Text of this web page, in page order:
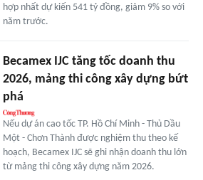
hợp nhất dự kiến 541 tỷ đồng, giảm 9% so với
năm trước.
Becamex IJC tăng tốc doanh thu
2026, mảng thi công xây dựng bứt
phá
Nếu dự án cao tốc TP. Hồ Chí Minh - Thủ Dầu
Một - Chơn Thành được nghiệm thu theo kế
hoạch, Becamex IJC sẽ ghi nhận doanh thu lớn
từ mảng thi công xây dựng năm 2026.